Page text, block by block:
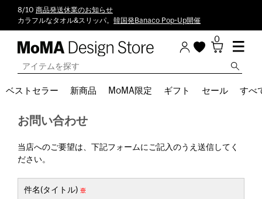
8/10 商品発送休業のお知らせ
カラフルなタオル&スリッパ。 韓国発Banaco Pop-Up開催
0
ベストセラー 新商品 MoMA限定 ギフト セール すべ
お問い合わせ
当店へのご要望は、下記フォームにご記入のうえ送信してく
ださい。
件名(タイトル)